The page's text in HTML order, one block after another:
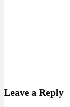
Leave a Reply